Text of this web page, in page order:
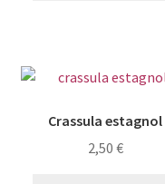
Crassula estagnol
2,50 €